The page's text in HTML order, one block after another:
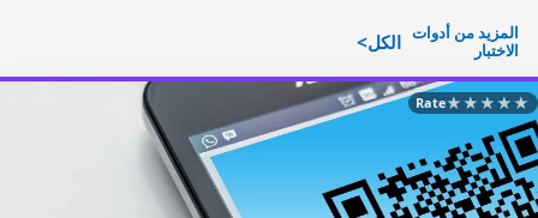
المزيد من أدوات
الاختبار
الكل
★
★
★
★
★
Rate